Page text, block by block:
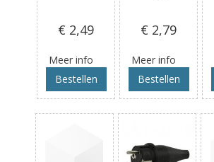
€ 2,49
Meer info
Bestellen
€ 2,79
Meer info
Bestellen